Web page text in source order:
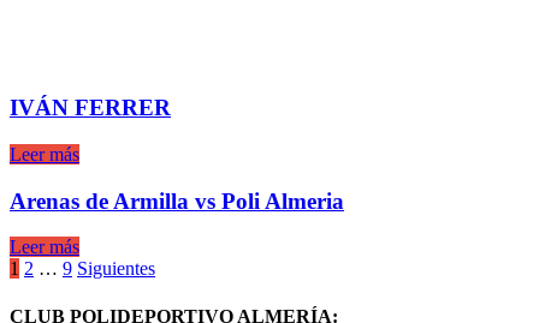
IVÁN FERRER
Leer más
Arenas de Armilla vs Poli Almeria
Leer más
1 2 … 9 Siguientes
CLUB POLIDEPORTIVO ALMERÍA: